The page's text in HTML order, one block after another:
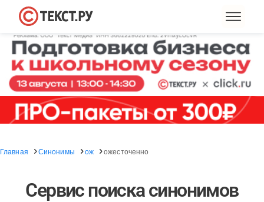
Главная Синонимы ож ожесточенно
Сервис поиска синонимов